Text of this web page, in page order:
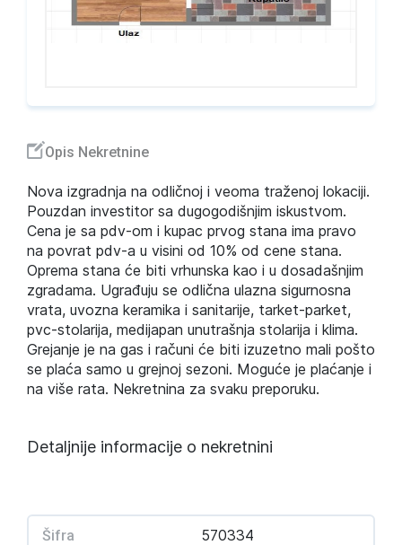
Opis Nekretnine
Nova izgradnja na odličnoj i veoma traženoj lokaciji.
Pouzdan investitor sa dugogodišnjim iskustvom.
Cena je sa pdv-om i kupac prvog stana ima pravo
na povrat pdv-a u visini od 10% od cene stana.
Oprema stana će biti vrhunska kao i u dosadašnjim
zgradama. Ugrađuju se odlična ulazna sigurnosna
vrata, uvozna keramika i sanitarije, tarket-parket,
pvc-stolarija, medijapan unutrašnja stolarija i klima.
Grejanje je na gas i računi će biti izuzetno mali pošto
se plaća samo u grejnoj sezoni. Moguće je plaćanje i
na više rata. Nekretnina za svaku preporuku.
Detaljnije informacije o nekretnini
Šifra 570334